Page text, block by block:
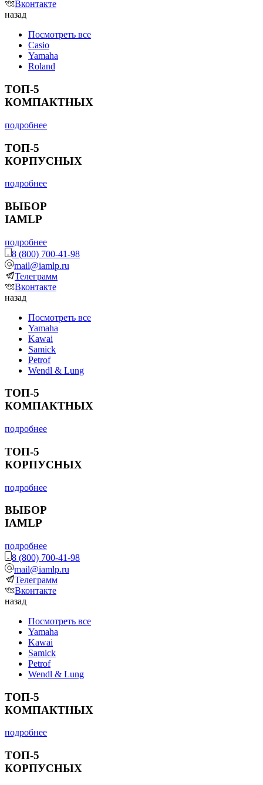
Вконтакте
назад
Посмотреть все
Casio
Yamaha
Roland
ТОП-5
КОМПАКТНЫХ
подробнее
ТОП-5
КОРПУСНЫХ
подробнее
ВЫБОР
IAMLP
подробнее
8 (800) 700-41-98
mail@iamlp.ru
Телеграмм
Вконтакте
назад
Посмотреть все
Yamaha
Kawai
Samick
Petrof
Wendl & Lung
ТОП-5
КОМПАКТНЫХ
подробнее
ТОП-5
КОРПУСНЫХ
подробнее
ВЫБОР
IAMLP
подробнее
8 (800) 700-41-98
mail@iamlp.ru
Телеграмм
Вконтакте
назад
Посмотреть все
Yamaha
Kawai
Samick
Petrof
Wendl & Lung
ТОП-5
КОМПАКТНЫХ
подробнее
ТОП-5
КОРПУСНЫХ